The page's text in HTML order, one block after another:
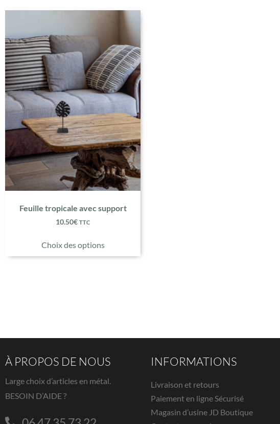
Feuille tropicale avec support
10.50€ TTC
Choix des options
À PROPOS DE NOUS
Large choix d’articles en métal.
BESOIN D’AIDE ?
INFORMATIONS
Livraison et retours
Paiement en ligne Sécurisé
Magasin d’usine JD Boutique